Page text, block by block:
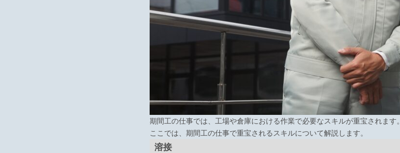
期間工の仕事では、工場や倉庫における作業で必要なスキルが重宝されます。
ここでは、期間工の仕事で重宝されるスキルについて解説します。
溶接